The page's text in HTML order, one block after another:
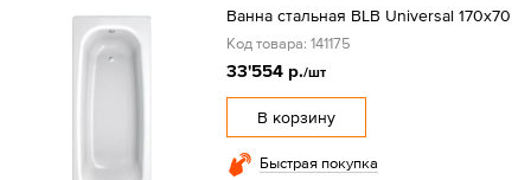
Ванна стальная BLB Universal 170х70
Код товара: 141175
33'554 р./шт
В корзину
Быстрая покупка